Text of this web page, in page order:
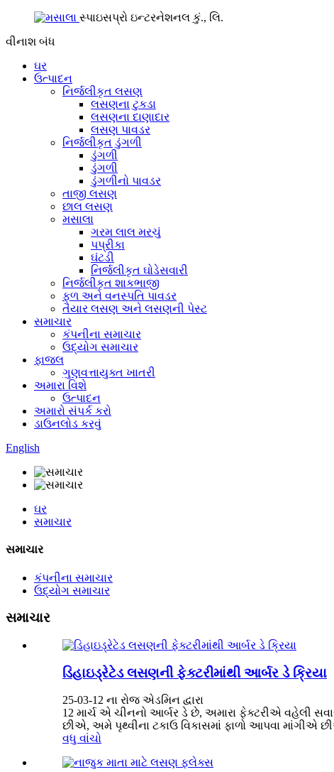
સ્પાઇસપ્રો ઇન્ટરનેશનલ કું., લિ.
વીનાશ બંધ
ઘર
ઉત્પાદન
નિર્જલીકૃત લસણ
લસણના ટુકડા
લસણના દાણાદાર
લસણ પાવડર
નિર્જલીકૃત ડુંગળી
ડુંગળી
ડુંગળી
ડુંગળીનો પાવડર
તાજી લસણ
છાલ લસણ
મસાલા
ગરમ લાલ મરચું
પપ્રીકા
ઘંટડી
નિર્જલીકૃત ઘોડેસવારી
નિર્જલીકૃત શાકભાજી
ફળ અને વનસ્પતિ પાવડર
તૈયાર લસણ અને લસણની પેસ્ટ
સમાચાર
કંપનીના સમાચાર
ઉદ્યોગ સમાચાર
ફાજલ
ગુણવત્તાયુક્ત ખાતરી
અમારા વિશે
ઉત્પાદન
અમારો સંપર્ક કરો
ડાઉનલોડ કરવું
English
ઘર
સમાચાર
સમાચાર
કંપનીના સમાચાર
ઉદ્યોગ સમાચાર
સમાચાર
ડિહાઇડ્રેટેડ લસણની ફેક્ટરીમાંથી આર્બર ડે ક્રિયા
25-03-12 ના રોજ એડમિન દ્વારા
12 માર્ચ એ ચીનનો આર્બર ડે છે, અમારા ફેક્ટરીએ વહેલી
છીએ, અમે પૃથ્વીના ટકાઉ વિકાસમાં ફાળો આપવા માંગીએ
વધુ વાંચો